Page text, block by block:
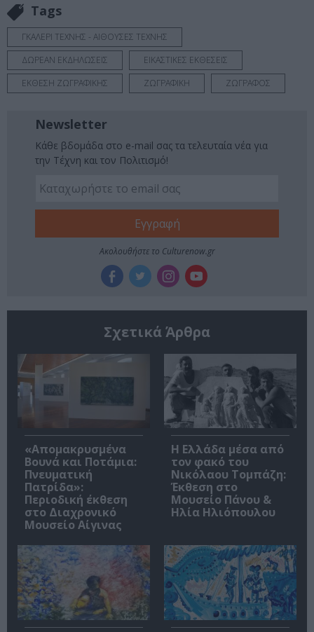
Tags
ΓΚΑΛΕΡΙ ΤΕΧΝΗΣ - ΑΙΘΟΥΣΕΣ ΤΕΧΝΗΣ
ΔΩΡΕΑΝ ΕΚΔΗΛΩΣΕΙΣ
ΕΙΚΑΣΤΙΚΕΣ ΕΚΘΕΣΕΙΣ
ΕΚΘΕΣΗ ΖΩΓΡΑΦΙΚΗΣ
ΖΩΓΡΑΦΙΚΗ ΖΩΓΡΑΦΟΣ
Newsletter
Κάθε βδομάδα στο e-mail σας τα τελευταία νέα για
την Τέχνη και τον Πολιτισμό!
Ακολουθήστε το Culturenow.gr
Σχετικά Άρθρα
«Απομακρυσμένα
Βουνά και Ποτάμια:
Πνευματική
Πατρίδα»:
Περιοδική έκθεση
στο Διαχρονικό
Μουσείο Αίγινας
Η Ελλάδα μέσα από
τον φακό του
Νικόλαου Τομπάζη:
Έκθεση στο
Μουσείο Πάνου &
Ηλία Ηλιόπουλου